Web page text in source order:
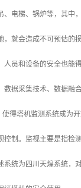
电梯、锅炉等，其
就会造成不可预估
员和设备的安全也能
据采集技术、数据
得塔机监测系统成为开
制。监视主要是指
统为四川天煌系统